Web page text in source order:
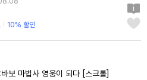
10% 할인
보 마법사 영웅이 되다 [스크롤]